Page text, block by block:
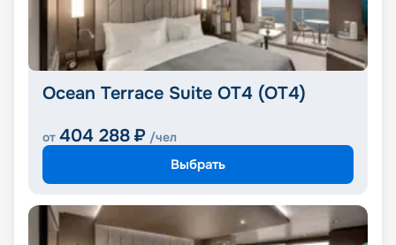
Ocean Terrace Suite OT4 (OT4)
от 404 288 ₽ /чел
Выбрать